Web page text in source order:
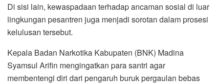
Di sisi lain, kewaspadaan terhadap ancaman sosial di luar
lingkungan pesantren juga menjadi sorotan dalam prosesi
kelulusan tersebut.
Kepala Badan Narkotika Kabupaten (BNK) Madina
Syamsul Arifin mengingatkan para santri agar
membentengi diri dari pengaruh buruk pergaulan bebas